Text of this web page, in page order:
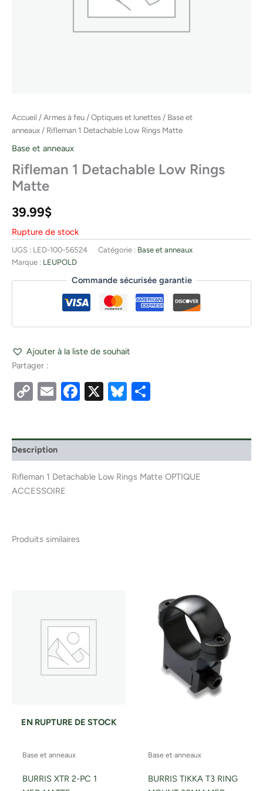
Accueil /Armes à feu /Optiques et lunettes / Base et
anneaux / Rifleman 1 Detachable Low Rings Matte
Base et anneaux
Rifleman 1 Detachable Low Rings
Matte
39.99$
Rupture de stock
UGS : LED-100-56524 Catégorie : Base et anneaux
Marque : LEUPOLD
Commande sécurisée garantie
Ajouter à la liste de souhait
Partager :
CopyEmailFacebook
X Bluesky
Description
Rifleman 1 Detachable Low Rings Matte OPTIQUE
ACCESSOIRE
Produits similaires
EN RUPTURE DE STOCK
Base et anneaux
BURRIS XTR 2-PC 1
Base et anneaux
BURRIS TIKKA T3 RING